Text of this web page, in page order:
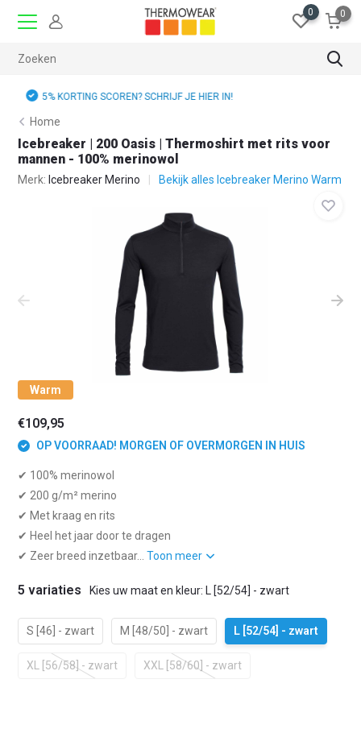
0 0
GRATIS RUILEN
Home
Icebreaker | 200 Oasis | Thermoshirt met rits voor
mannen - 100% merinowol
Merk: Icebreaker Merino Bekijk alles Icebreaker Merino Warm
Warm
€109,95
OP VOORRAAD! MORGEN OF OVERMORGEN IN HUIS
✔ 100% merinowol
✔ 200 g/m² merino
✔ Met kraag en rits
✔ Heel het jaar door te dragen
✔ Zeer breed inzetbaar...Toon meer
5 variaties Kies uw maat en kleur: L [52/54] - zwart
S [46] - zwart M [48/50] - zwart L [52/54] - zwart
XL [56/58] - zwart XXL [58/60] - zwart